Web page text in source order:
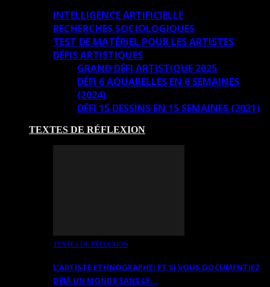
INTELLIGENCE ARTIFICIELLE
RECHERCHES SOCIOLOGIQUES
TEST DE MATÉRIEL POUR LES ARTISTES
DÉFIS ARTISTIQUES
GRAND DÉFI ARTISTIQUE 2025
DÉFI 6 AQUARELLES EN 6 SEMAINES
(2024)
DÉFI 15 DESSINS EN 15 SEMAINES (2021)
TEXTES DE RÉFLEXION
TEXTES DE RÉFLEXION
L’ARTISTE ETHNOGRAPHE: ET SI VOUS DOCUMENTIEZ
DÉJÀ UN MONDE SANS LE…